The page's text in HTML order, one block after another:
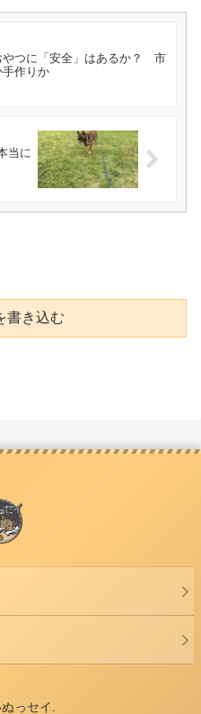
やつに「安全」はあるか？ 市
手作りか
当に
書き込む
っセイ.